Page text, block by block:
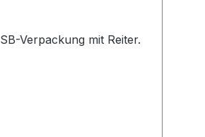
Lieferung: SB-Verpackung mit Reiter.